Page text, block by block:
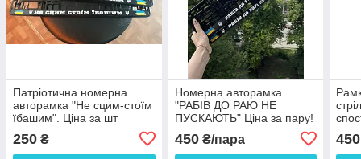
Патріотична номерна
авторамка "Не сцим-стоїм
їбашим". Ціна за шт
250 ₴
Номерна авторамка
"РАБІВ ДО РАЮ НЕ
ПУСКАЮТЬ" Ціна за пару!
450₴/пара 450